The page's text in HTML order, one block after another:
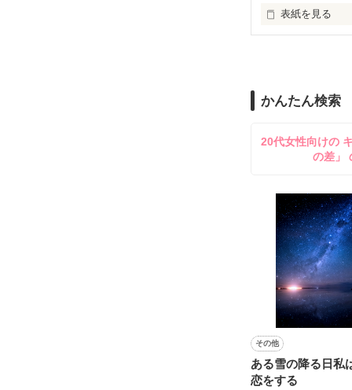
ね？
表紙を見る
捧げます。
※人物は仮名で
かんたん検索
20代女性向けの
の差」
その他
ある雪の降る日私
恋をする